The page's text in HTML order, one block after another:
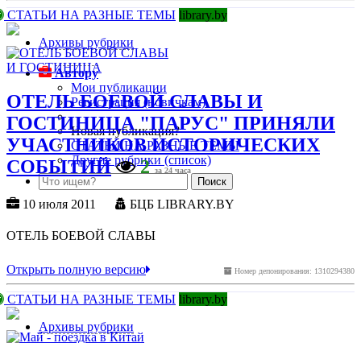
СТАТЬИ НА РАЗНЫЕ ТЕМЫ library.by
Архивы рубрики
Автору
Мои публикации
Регистрация (новичкам)
Новая публикация?
СТАТЬИ НА РАЗНЫЕ ТЕМЫ
Другие рубрики (список)
ОТЕЛЬ БОЕВОЙ СЛАВЫ И
ГОСТИНИЦА "ПАРУС" ПРИНЯЛИ
УЧАСТНИКОВ ИСТОРИЧЕСКИХ
СОБЫТИЙ
2 за 24 часа
10 июля 2011 БЦБ LIBRARY.BY
ОТЕЛЬ БОЕВОЙ СЛАВЫ
Номер депонирования: 1310294380
Открыть полную версию
СТАТЬИ НА РАЗНЫЕ ТЕМЫ library.by
Архивы рубрики